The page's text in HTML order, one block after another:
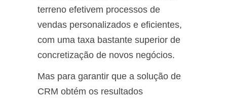
terreno efetivem processos de
vendas personalizados e eficientes,
com uma taxa bastante superior de
concretização de novos negócios.
Mas para garantir que a solução de
CRM obtém os resultados